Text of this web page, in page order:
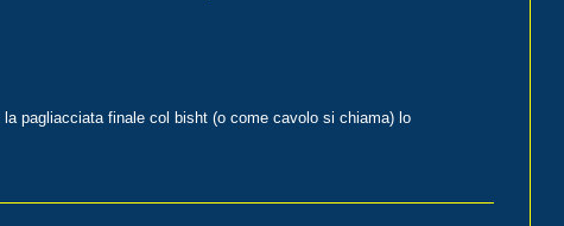
pagliacciata finale col bisht (o come cavolo si chiama) lo